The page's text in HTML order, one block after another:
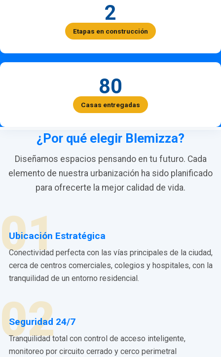
2
Etapas en construcción
80
Casas entregadas
¿Por qué elegir Blemizza?
Diseñamos espacios pensando en tu futuro. Cada
elemento de nuestra urbanización ha sido planificado
para ofrecerte la mejor calidad de vida.
01
Ubicación Estratégica
Conectividad perfecta con las vías principales de la ciudad,
cerca de centros comerciales, colegios y hospitales, con la
tranquilidad de un entorno residencial.
02
Seguridad 24/7
Tranquilidad total con control de acceso inteligente,
monitoreo por circuito cerrado y cerco perimetral